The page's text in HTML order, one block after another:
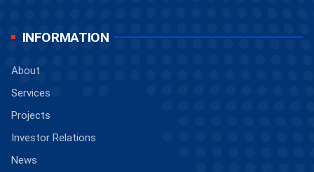
INFORMATION
About
Services
Projects
Investor Relations
News